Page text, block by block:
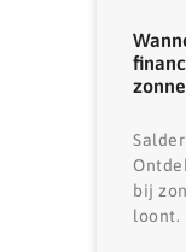
bij
loont.